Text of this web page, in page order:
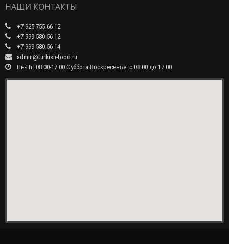
НАШИ КОНТАКТЫ
+7 925 755-66-12
+7 999 580-56-12
+7 999 580-56-14
admin@turkish-food.ru
Пн-Пт: 08:00-17:00 Суббота Воскресенье: с 08:00 до 17:00